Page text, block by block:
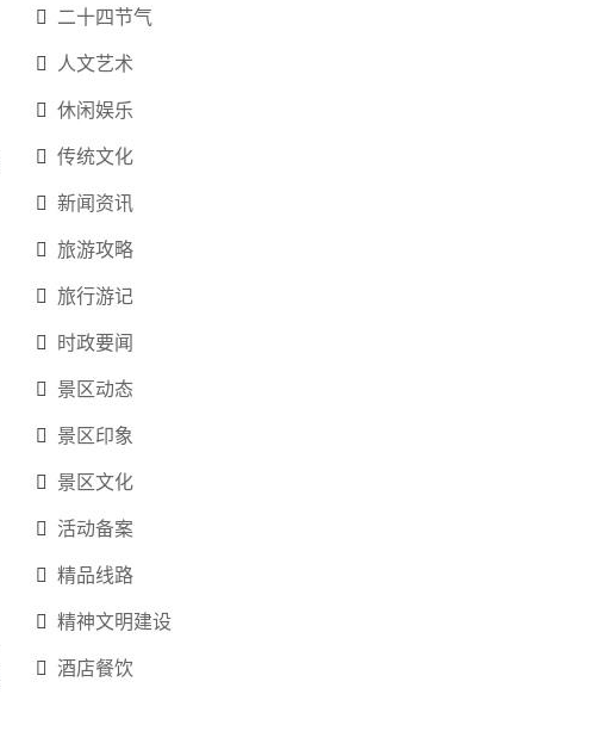
二十四节气
人文艺术
休闲娱乐
传统文化
新闻资讯
旅游攻略
旅行游记
时政要闻
景区动态
景区印象
景区文化
活动备案
精品线路
精神文明建设
酒店餐饮